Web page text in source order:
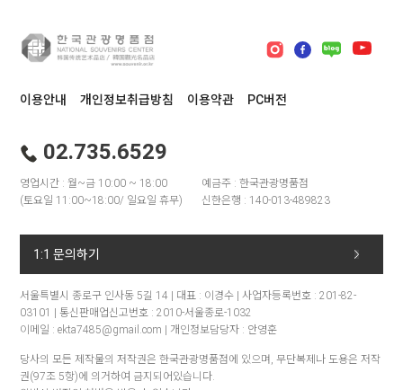
이용안내 개인정보취급방침 이용약관 PC버전
02.735.6529
영업시간 : 월~금 10:00 ~ 18:00
(토요일 11:00~18:00/ 일요일 휴무)
예금주 : 한국관광명품점
신한은행 : 140-013-489823
1:1 문의하기
서울특별시 종로구 인사동 5길 14 | 대표 : 이경수 | 사업자등록번호 : 201-82-
03101 | 통신판매업신고번호 : 2010-서울종로-1032
이메일 : ekta7485@gmail.com | 개인정보담당자 : 안영훈
당사의 모든 제작물의 저작권은 한국관광명품점에 있으며, 무단복제나 도용은 저작
권(97조 5항)에 의거하여 금지되어있습니다.